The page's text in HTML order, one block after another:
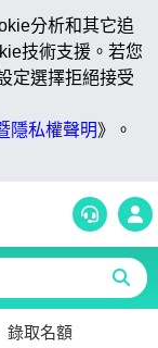
分析和其它追
技術支援。若您
定選擇拒絕接受
隱私權聲明》。
錄取名額